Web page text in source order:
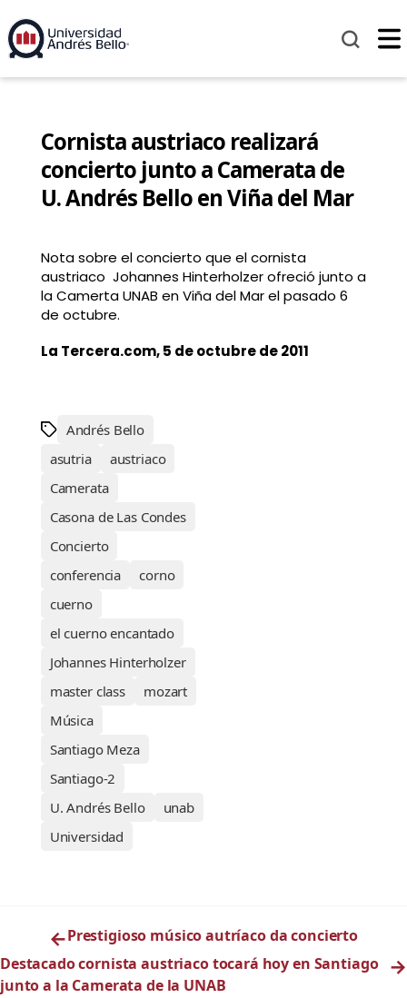
Cornista austriaco realizará
concierto junto a Camerata de
U. Andrés Bello en Viña del Mar
Nota sobre el concierto que el cornista
austriaco Johannes Hinterholzer ofreció junto a
la Camerta UNAB en Viña del Mar el pasado 6
de octubre.
La Tercera.com, 5 de octubre de 2011
Andrés Bello
asutria
austriaco
Camerata
Casona de Las Condes
Concierto
conferencia
corno
cuerno
el cuerno encantado
Johannes Hinterholzer
master class
mozart
Música
Santiago Meza
Santiago-2
U. Andrés Bello
unab
Universidad
←Prestigioso músico autríaco da concierto
Destacado cornista austriaco tocará hoy en Santiago
junto a la Camerata de la UNAB
→